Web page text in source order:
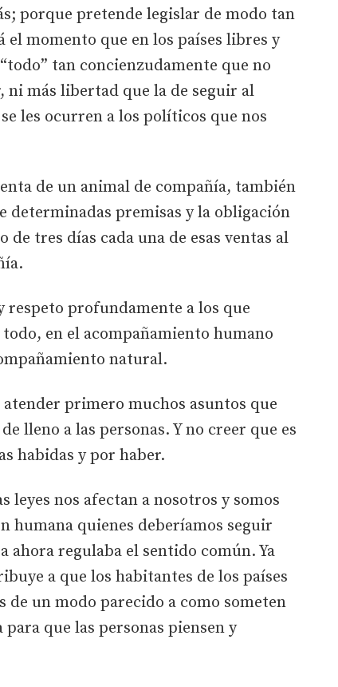
porque pretende legislar de modo tan
el momento que en los países libres y
tan concienzudamente que no
ni más libertad que la de seguir al
les ocurren a los políticos que nos
de un animal de compañía, también
determinadas premisas y la obligación
tres días cada una de esas ventas al
respeto profundamente a los que
en el acompañamiento humano
natural.
primero muchos asuntos que
lleno a las personas. Y no creer que es
habidas y por haber.
leyes nos afectan a nosotros y somos
humana quienes deberíamos seguir
ahora regulaba el sentido común. Ya
a que los habitantes de los países
de un modo parecido a como someten
que las personas piensen y